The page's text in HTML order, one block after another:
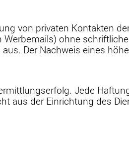
von privaten Kontakten
Werbemails) ohne
Der Nachweis eines
Jede
aus der Einrichtung des